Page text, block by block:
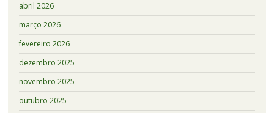
abril 2026
março 2026
fevereiro 2026
dezembro 2025
novembro 2025
outubro 2025